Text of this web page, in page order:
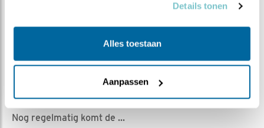
Details tonen
Alles toestaan
Aanpassen
Hoe heet ik
Romke Visser | Geplaatst op 30 mei 2023, 16:40 |
Vind ik leuk| Bewaar dit filmpje|
363x
Nog regelmatig komt de ...